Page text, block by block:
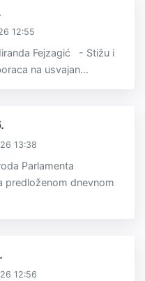
12:55
Fejzagić - Stižu i
na usvajan...
13:38
Parlamenta
predloženom dnevnom
12:56